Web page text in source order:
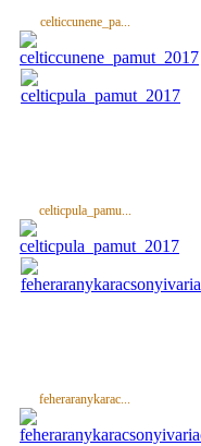
celticcunene_pa...
celticpula_pamu...
feheraranykarac...